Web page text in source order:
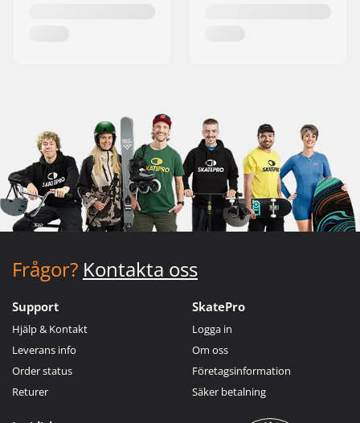
Frågor? Kontakta oss
Support
Hjälp & Kontakt
Leverans info
Order status
Returer
SkatePro
Logga in
Om oss
Företagsinformation
Säker betalning